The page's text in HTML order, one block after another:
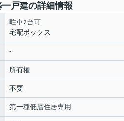
戸建の詳細情報
駐車2台可
宅配ボックス
-
所有権
不要
第一種低層住居専用